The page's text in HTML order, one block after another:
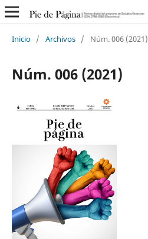
Inicio / Archivos / Núm. 006 (2021)
Núm. 006 (2021)